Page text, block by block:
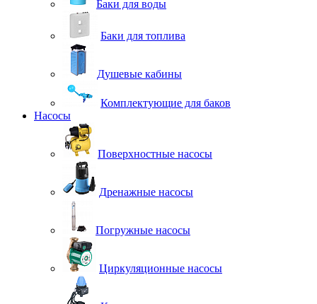
Баки для воды
Баки для топлива
Душевые кабины
Комплектующие для баков
Насосы
Поверхностные насосы
Дренажные насосы
Погружные насосы
Циркуляционные насосы